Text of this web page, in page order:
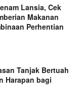
Lansia, Cek
Makanan
Perhentian
Tanjak Bertuah
Harapan bagi